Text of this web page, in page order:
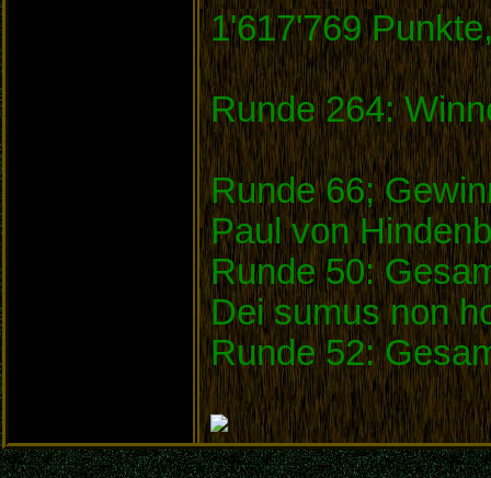
1'617'769
Runde 264:
Runde 66;
Paul von
Runde 50:
Dei sumus non
Runde 52: